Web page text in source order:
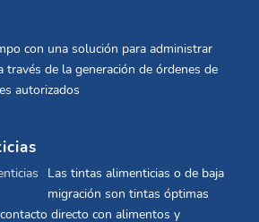
con una solución para administrar
través de la generación de órdenes de
autorizados
Las tintas alimenticias o de baja
migración son tintas óptimas
directo con alimentos y